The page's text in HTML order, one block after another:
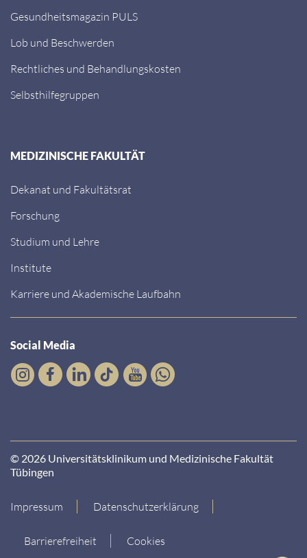
Gesundheitsmagazin PULS
Lob und Beschwerden
Rechtliches und Behandlungskosten
Selbsthilfegruppen
MEDIZINISCHE FAKULTÄT
Dekanat und Fakultätsrat
Forschung
Studium und Lehre
Institute
Karriere und Akademische Laufbahn
Social Media
© 2026 Universitätsklinikum und Medizinische Fakultät
Tübingen
Impressum Datenschutzerklärung
Barrierefreiheit Cookies